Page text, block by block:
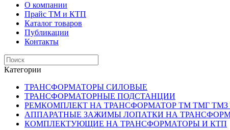
О компании
Прайс TM и КТП
Каталог товаров
Публикации
Контакты
Категории
ТРАНСФОРМАТОРЫ СИЛОВЫЕ
ТРАНСФОРМАТОРНЫЕ ПОДСТАНЦИИ
РЕМКОМПЛЕКТ НА ТРАНСФОРМАТОР ТМ ТМГ
АППАРАТНЫЕ ЗАЖИМЫ ЛОПАТКИ НА
КОМПЛЕКТУЮЩИЕ НА ТРАНСФОРМАТОРЫ И КТП